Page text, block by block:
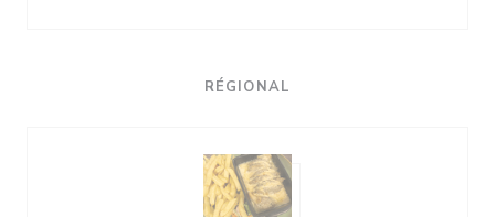
RÉGIONAL